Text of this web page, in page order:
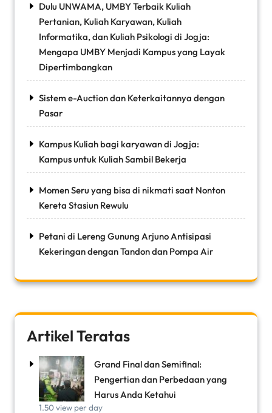
Dulu UNWAMA, UMBY Terbaik Kuliah
Pertanian, Kuliah Karyawan, Kuliah
Informatika, dan Kuliah Psikologi di Jogja:
Mengapa UMBY Menjadi Kampus yang Layak
Dipertimbangkan
Sistem e-Auction dan Keterkaitannya dengan
Pasar
Kampus Kuliah bagi karyawan di Jogja:
Kampus untuk Kuliah Sambil Bekerja
Momen Seru yang bisa di nikmati saat Nonton
Kereta Stasiun Rewulu
Petani di Lereng Gunung Arjuno Antisipasi
Kekeringan dengan Tandon dan Pompa Air
Artikel Teratas
Grand Final dan Semifinal:
Pengertian dan Perbedaan yang
Harus Anda Ketahui
1.50 view per day